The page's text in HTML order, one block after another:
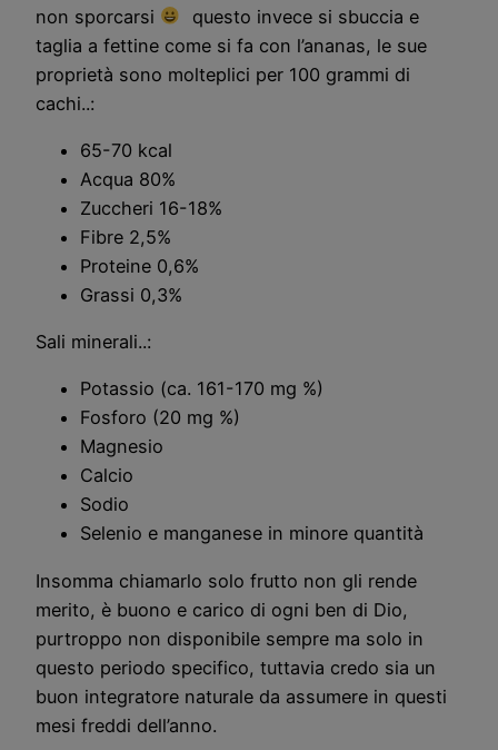
non sporcarsi
questo invece si sbuccia e
taglia a fettine come si fa con l’ananas, le sue
proprietà sono molteplici per 100 grammi di
cachi..:
65-70 kcal
Acqua 80%
Zuccheri 16-18%
Fibre 2,5%
Proteine 0,6%
Grassi 0,3%
Sali minerali..:
Potassio (ca. 161-170 mg %)
Fosforo (20 mg %)
Magnesio
Calcio
Sodio
Selenio e manganese in minore quantità
Insomma chiamarlo solo frutto non gli rende
merito, è buono e carico di ogni ben di Dio,
purtroppo non disponibile sempre ma solo in
questo periodo specifico, tuttavia credo sia un
buon integratore naturale da assumere in questi
mesi freddi dell’anno.